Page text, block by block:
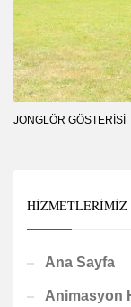
JONGLÖR GÖSTERISI
HIZMETLERIMIZ
Ana Sayfa
Animasyon